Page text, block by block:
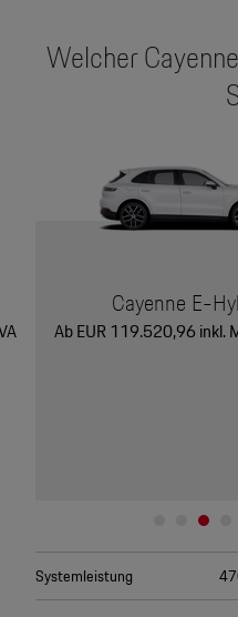
Welcher
Cayenne E-
Ab EUR 119.520,96 inkl.
Systemleistung